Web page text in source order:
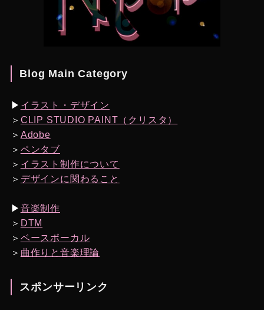
Blog Main Category
▶︎ イラスト・デザイン
＞ CLIP STUDIO PAINT（クリスタ）
＞ Adobe
＞ ペンタブ
＞ イラスト制作について
＞ デザインに関わること
▶︎ 音楽制作
＞ DTM
＞ ベースボーカル
＞ 曲作りと音楽理論
スポンサーリンク